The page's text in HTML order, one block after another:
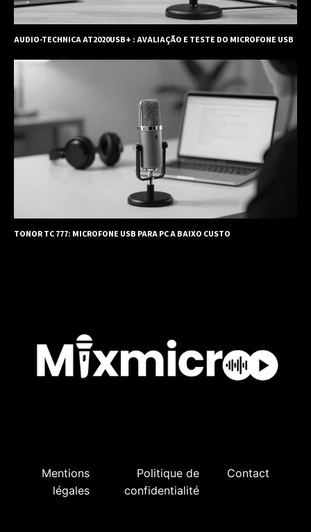
AUDIO-TECHNICA AT2020USB+ : AVALIAÇÃO E TESTE DO MICROFONE USB
TONOR TC 777: MICROFONE USB PARA PC A BAIXO CUSTO
Mentions
légales
Politique de
confidentialité
Contact